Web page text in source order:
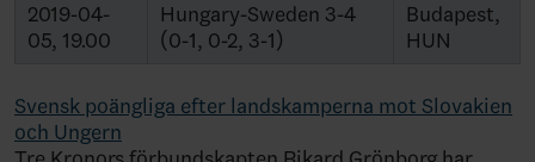
2019-04-
05, 19.00
Hungary-Sweden 3-4
(0-1, 0-2, 3-1)
Budapest,
HUN
Svensk poängliga efter landskamperna mot Slovakien
och Ungern